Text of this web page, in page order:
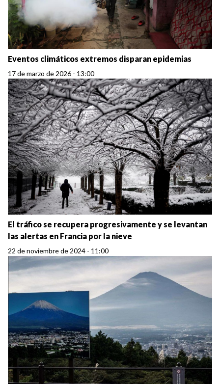
Eventos climáticos extremos disparan epidemias
17 de marzo de 2026 - 13:00
El tráfico se recupera progresivamente y se levantan
las alertas en Francia por la nieve
22 de noviembre de 2024 - 11:00